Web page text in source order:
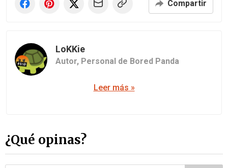
Compartir
LoKKie
Autor, Personal de Bored Panda
Leer más »
¿Qué opinas?